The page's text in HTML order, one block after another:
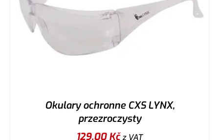
Okulary ochronne CXS LYNX,
przezroczysty
129,00Kčz VAT